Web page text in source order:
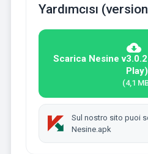
Yardımcısı
Scarica Nesine
Play)
(4,1
Sul nostro sito puoi
Nesine.apk